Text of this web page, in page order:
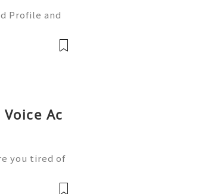
Profile and
and collabo
Ac
you tired of
need. This